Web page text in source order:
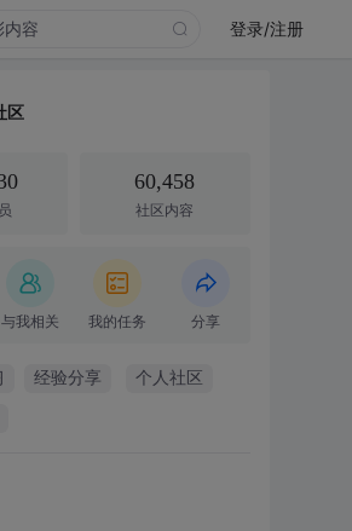
登录/注册
区
60,458
社区内容
与我相关 我的任务 分享
经验分享 个人社区